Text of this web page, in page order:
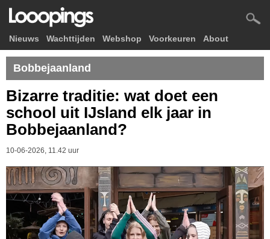
Nieuws Wachttijden Webshop Voorkeuren About
Bobbejaanland
Bizarre traditie: wat doet een
school uit IJsland elk jaar in
Bobbejaanland?
10-06-2026, 11.42 uur